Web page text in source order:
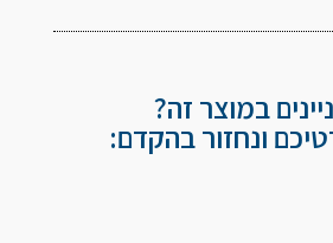
במוצר זה?
ונחזור בהקדם: